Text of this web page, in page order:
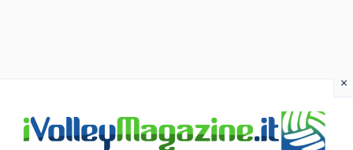
×
content